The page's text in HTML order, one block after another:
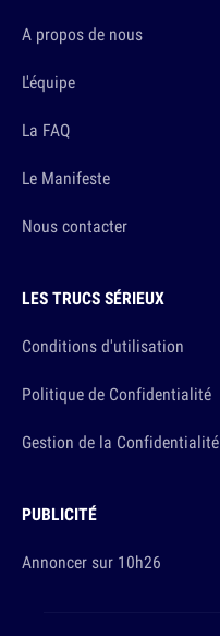
A propos de nous
L'équipe
La FAQ
Le Manifeste
Nous contacter
LES TRUCS SÉRIEUX
Conditions d'utilisation
Politique de Confidentialité
Gestion de la Confidentialité
PUBLICITÉ
Annoncer sur 10h26